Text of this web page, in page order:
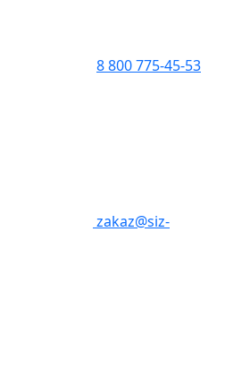
8 800 775-45-53
zakaz@siz-